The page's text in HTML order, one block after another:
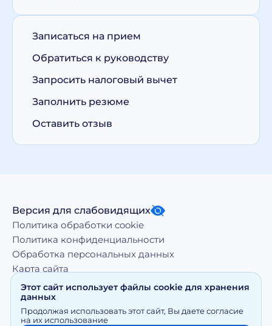
Записаться на прием
Обратиться к руководству
Запросить налоговый вычет
Заполнить резюме
Оставить отзыв
Версия для слабовидящих
Политика обработки cookie
Политика конфиденциальности
Обработка персональных данных
Карта сайта
использование материалов, размещенных на moy-
doktor.org возможно только с письменного разрешения
Этот сайт использует файлы cookie для хранения
данных
Продолжая использовать этот сайт, Вы даете согласие
на их использование